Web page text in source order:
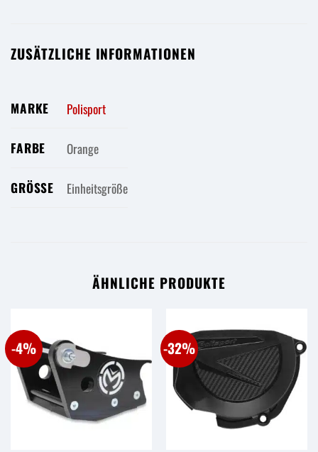
ZUSÄTZLICHE INFORMATIONEN
MARKE Polisport
FARBE Orange
GRÖSSE Einheitsgröße
ÄHNLICHE PRODUKTE
-4% -32%